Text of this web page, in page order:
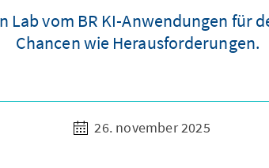
Lab vom BR KI-Anwendungen für
Chancen wie Herausforderungen.
26. november 2025